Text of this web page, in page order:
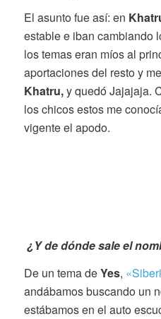
El asunto fue así: en
estable e iban cambiando
los temas eran míos al
aportaciones del resto y
Khatru,y quedó Jajajaja.
los chicos estos me
vigente el apodo.
¿Y de dónde sale el
De un tema deYes,
andábamos buscando un
estábamos en el auto